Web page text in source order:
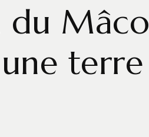
du